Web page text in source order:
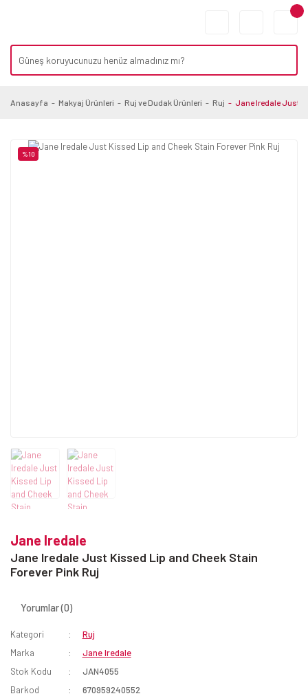
Anasayfa Makyaj Ürünleri Ruj ve Dudak Ürünleri Ruj Jane Iredale Just
%10
Jane Iredale
Jane Iredale Just Kissed Lip and Cheek Stain
Forever Pink Ruj
Yorumlar (0)
Kategori
Ruj
Marka
Jane Iredale
Stok Kodu
JAN4055
Barkod
670959240552